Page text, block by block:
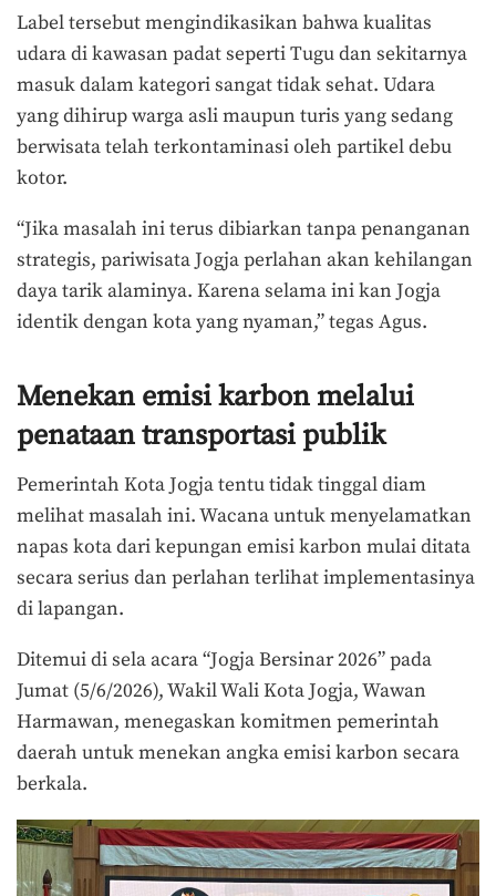
Label tersebut mengindikasikan bahwa kualitas
udara di kawasan padat seperti Tugu dan sekitarnya
masuk dalam kategori sangat tidak sehat. Udara
yang dihirup warga asli maupun turis yang sedang
berwisata telah terkontaminasi oleh partikel debu
kotor.
“Jika masalah ini terus dibiarkan tanpa penanganan
strategis, pariwisata Jogja perlahan akan kehilangan
daya tarik alaminya. Karena selama ini kan Jogja
identik dengan kota yang nyaman,” tegas Agus.
Menekan emisi karbon melalui
penataan transportasi publik
Pemerintah Kota Jogja tentu tidak tinggal diam
melihat masalah ini. Wacana untuk menyelamatkan
napas kota dari kepungan emisi karbon mulai ditata
secara serius dan perlahan terlihat implementasinya
di lapangan.
Ditemui di sela acara “Jogja Bersinar 2026” pada
Jumat (5/6/2026), Wakil Wali Kota Jogja, Wawan
Harmawan, menegaskan komitmen pemerintah
daerah untuk menekan angka emisi karbon secara
berkala.